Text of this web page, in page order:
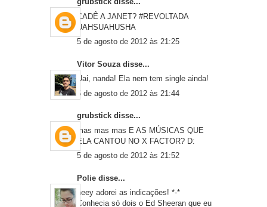
CADÊ A JANET? #REVOLTADA
UAHSUAHUSHA
5 de agosto de 2012 às 21:25
Vitor Souza disse...
Uai, nanda! Ela nem tem single ainda!
5 de agosto de 2012 às 21:44
grubstick disse...
mas mas mas E AS MÚSICAS QUE
ELA CANTOU NO X FACTOR? D:
5 de agosto de 2012 às 21:52
Polie disse...
heey adorei as indicações! *-*
Conhecia só dois o Ed Sheeran que eu